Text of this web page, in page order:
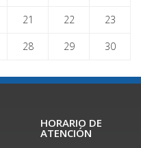
21 22 23
28 29
30
HORARIO DE
ATENCIÓN